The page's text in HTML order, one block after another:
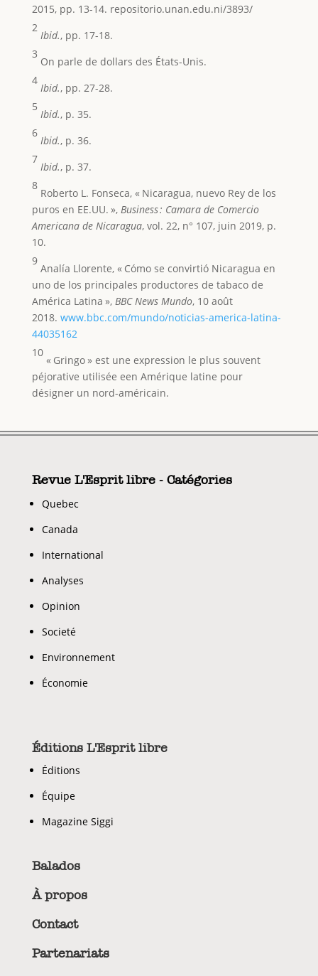
2015, pp. 13-14. repositorio.unan.edu.ni/3893/
2
Ibid., pp. 17-18.
3
On parle de dollars des États-Unis.
4
Ibid., pp. 27-28.
5
Ibid., p. 35.
6
Ibid., p. 36.
7
Ibid., p. 37.
8
Roberto L. Fonseca, « Nicaragua, nuevo Rey de los
puros en EE.UU. », Business : Camara de Comercio
Americana de Nicaragua, vol. 22, n° 107, juin 2019, p.
10.
9
Analía Llorente, « Cómo se convirtió Nicaragua en
uno de los principales productores de tabaco de
América Latina », BBC News Mundo, 10 août
2018. www.bbc.com/mundo/noticias-america-latina-
44035162
10
« Gringo » est une expression le plus souvent
péjorative utilisée een Amérique latine pour
désigner un nord-américain.
Revue L'Esprit libre - Catégories
Quebec
Canada
International
Analyses
Opinion
Societé
Environnement
Économie
Éditions L'Esprit libre
Éditions
Équipe
Magazine Siggi
Balados
À propos
Contact
Partenariats